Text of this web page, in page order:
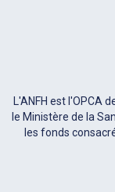
L'ANFH est l'OPCA
le Ministère de la
les fonds